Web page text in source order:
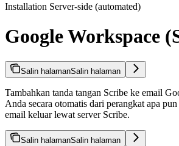
Installation Server-side (automated)
Google Workspace
Salin halamanSalin halaman
Tambahkan tanda tangan Scribe ke email
Anda secara otomatis dari perangkat apa
email keluar lewat server Scribe.
Salin halamanSalin halaman